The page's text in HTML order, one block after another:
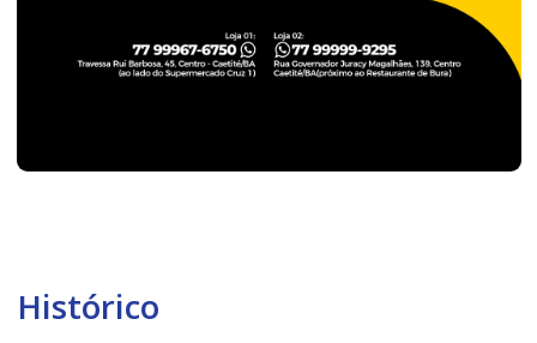
Histórico